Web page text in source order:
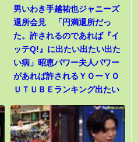
男いわき手越祐也ジャニーズ
退所会見 「円満退所だっ
た。許されるのであれば『イ
ッテQ!』に出たい出たい出た
い病」昭恵パワー夫人パワー
があれば許されるＹＯーＹＯ
ＵＴＵＢＥランキング出たい